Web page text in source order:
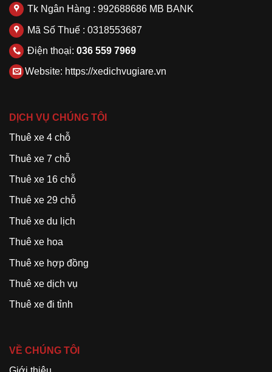
Tk Ngân Hàng : 992688686 MB BANK
Mã Số Thuế : 0318553687
Điện thoại: 036 559 7969
Website: https://xedichvugiare.vn
DỊCH VỤ CHÚNG TÔI
Thuê xe 4 chỗ
Thuê xe 7 chỗ
Thuê xe 16 chỗ
Thuê xe 29 chỗ
Thuê xe du lịch
Thuê xe hoa
Thuê xe hợp đồng
Thuê xe dịch vụ
Thuê xe đi tỉnh
VỀ CHÚNG TÔI